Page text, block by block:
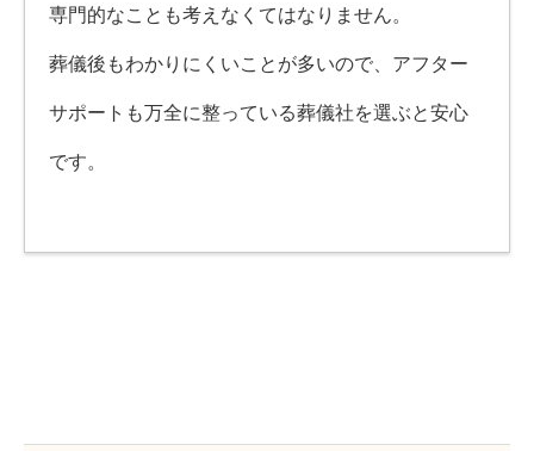
専門的なことも考えなくてはなりません。
葬儀後もわかりにくいことが多いので、アフター
サポートも万全に整っている葬儀社を選ぶと安心
です。